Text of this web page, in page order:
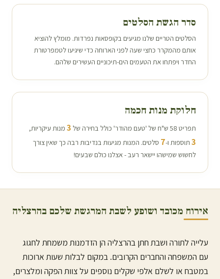
סדר הגשת הסלטים
הסלטים הטריים שלנו מגיעים בקופסאות נפרדות. מומלץ להוציא
אותם מהמקרר כחצי שעה לפני הארוחה כדי שיגיעו לטמפרטורת
החדר ויפתחו את הטעמים הים-תיכוניים העשירים שלהם.
חלוקת מנות חכמה
תפריט 58 ש"ח של 'טעם מהודר' כולל בחירה של 3 מנות עיקריות,
3 תוספות ו-7 סלטים. המנות מגיעות בנדיבות רבה כך שאין צורך
לחשוש שמישהו יישאר רעב - אצלנו כולם שבעים!
אירוח מכובד ושופע לשבת המרגשת שלכם בהרצליה
עלייה לתורה ושבת חתן בהרצליה הן הזדמנות משמחת לחגוג
עם המשפחה והחברים הקרובים. במקום לבלות שעות ארוכות
במטבח או לשלם אלפי שקלים נוספים על צוות הפקה ומלצרים,